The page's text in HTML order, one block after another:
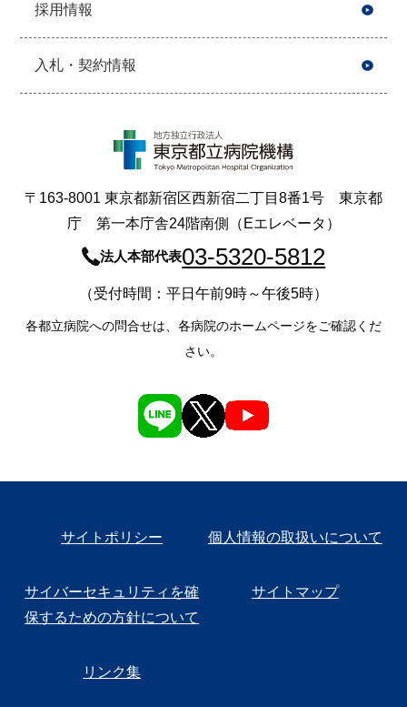
採用情報
入札・契約情報
〒163-8001 東京都新宿区西新宿二丁目8番1号 東京都
庁 第一本庁舎24階南側（Eエレベータ）
法人本部代表03-5320-5812
（受付時間：平日午前9時～午後5時）
各都立病院への問合せは、各病院のホームページをご確認くだ
さい。
サイトポリシー 個人情報の取扱いについて
サイバーセキュリティを確
保するための方針について
サイトマップ
リンク集